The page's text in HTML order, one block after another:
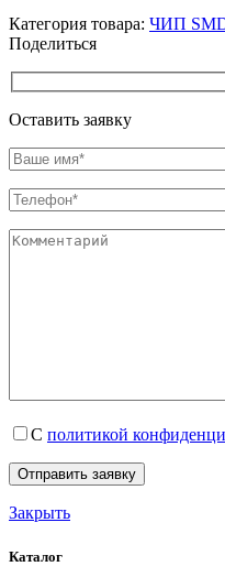
Категория товара: ЧИП SMD
Поделиться
Оставить заявку
С политикой
Закрыть
Каталог